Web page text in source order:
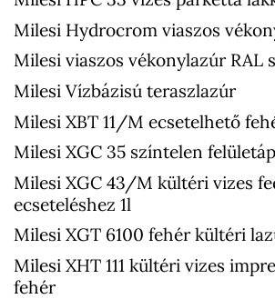
Milesi Hydrocrom viaszos
Milesi viaszos vékonylazúr RAL
Milesi Vízbázisú teraszlazúr
Milesi XBT 11/M ecsetelhető
Milesi XGC 35 színtelen
Milesi XGC 43/M kültéri vizes
ecseteléshez 1l
Milesi XGT 6100 fehér kültéri
Milesi XHT 111 kültéri vizes
fehér